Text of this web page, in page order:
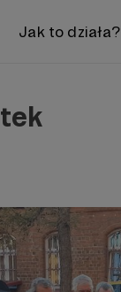
Jak to działa?